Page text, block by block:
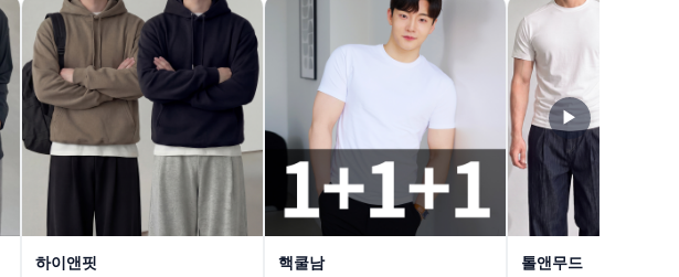
하이앤핏 핵쿨남 톨앤무드
▶